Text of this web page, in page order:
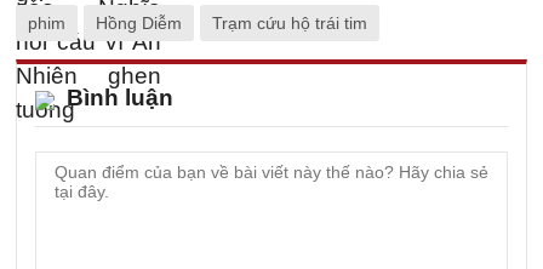
phim Hồng Diễm Trạm cứu hộ trái tim
Bình luận